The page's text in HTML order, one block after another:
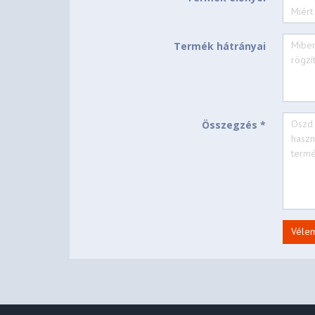
No Onboard Ethernet
2x USB-C® (USB
PD 3.0 and
1x HDMI® 1.4b
Various docking
Termék hátrányai
Összegzés *